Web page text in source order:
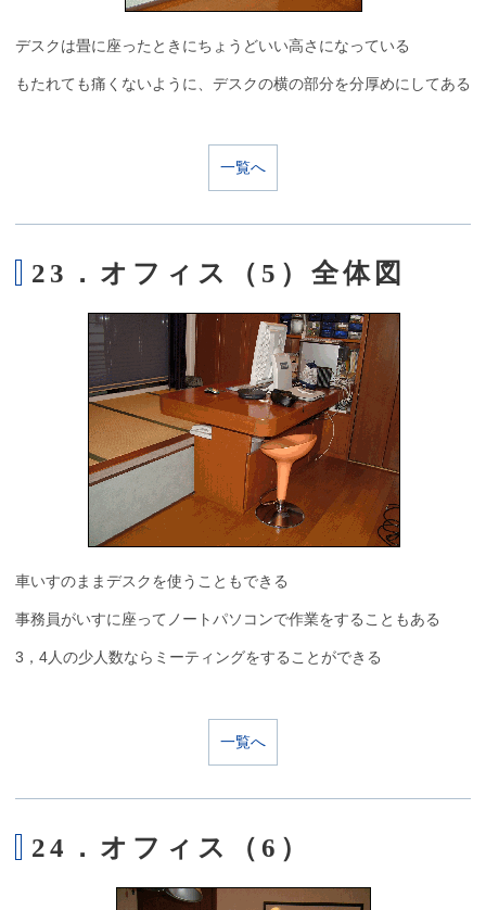
デスクは畳に座ったときにちょうどいい高さになっている
もたれても痛くないように、デスクの横の部分を分厚めにしてある
一覧へ
23．オフィス（5）全体図
車いすのままデスクを使うこともできる
事務員がいすに座ってノートパソコンで作業をすることもある
3，4人の少人数ならミーティングをすることができる
一覧へ
24．オフィス（6）